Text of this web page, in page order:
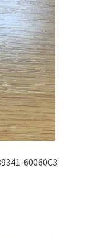
60060С3